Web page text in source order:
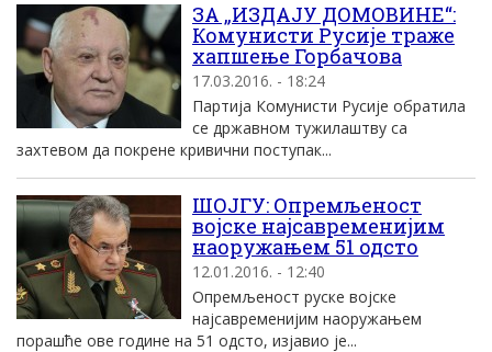
ЗА „ИЗДАЈУ ДОМОВИНЕ“:
Комунисти Русије траже
хапшење Горбачова
17.03.2016. - 18:24
Партија Комунисти Русије обратила
се државном тужилаштву са
захтевом да покрене кривични поступак...
ШОЈГУ: Опремљеност
војске најсавременијим
наоружањем 51 одсто
12.01.2016. - 12:40
Опремљеност руске војске
најсавременијим наоружањем
порашће ове године на 51 одсто, изјавио је...